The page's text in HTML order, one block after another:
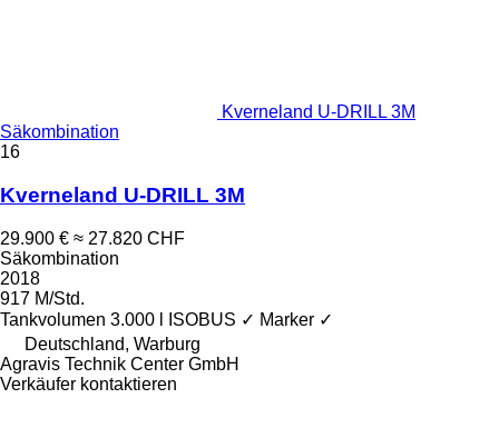
Kverneland U-DRILL 3M
Säkombination
16
Kverneland U-DRILL 3M
29.900 € ≈ 27.820 CHF
Säkombination
2018
917 M/Std.
Tankvolumen 3.000 l ISOBUS ✓ Marker ✓
Deutschland, Warburg
Agravis Technik Center GmbH
Verkäufer kontaktieren